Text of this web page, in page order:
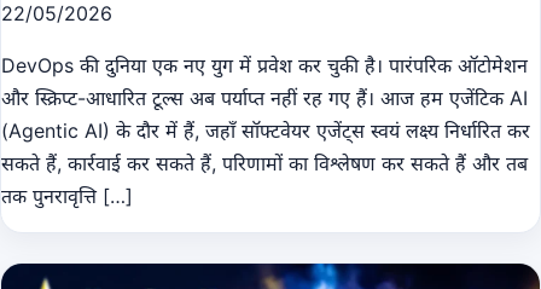
22/05/2026
DevOps की दुनिया एक नए युग में प्रवेश कर चुकी है। पारंपरिक ऑटोमेशन
और स्क्रिप्ट-आधारित टूल्स अब पर्याप्त नहीं रह गए हैं। आज हम एजेंटिक AI
(Agentic AI) के दौर में हैं, जहाँ सॉफ्टवेयर एजेंट्स स्वयं लक्ष्य निर्धारित कर
सकते हैं, कार्रवाई कर सकते हैं, परिणामों का विश्लेषण कर सकते हैं और तब
तक पुनरावृत्ति […]